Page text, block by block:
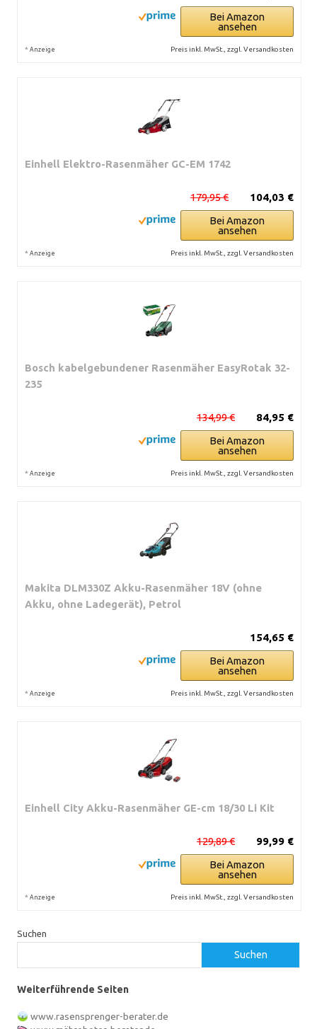
Bei Amazon
ansehen
* Anzeige Preis inkl. MwSt., zzgl. Versandkosten
Einhell Elektro-Rasenmäher GC-EM 1742
104,03 €
179,95 €
Bei Amazon
ansehen
* Anzeige Preis inkl. MwSt., zzgl. Versandkosten
Bosch kabelgebundener Rasenmäher EasyRotak 32-
235
84,95 €
134,99 €
Bei Amazon
ansehen
* Anzeige Preis inkl. MwSt., zzgl. Versandkosten
Makita DLM330Z Akku-Rasenmäher 18V (ohne
Akku, ohne Ladegerät), Petrol
154,65 €
Bei Amazon
ansehen
* Anzeige Preis inkl. MwSt., zzgl. Versandkosten
Einhell City Akku-Rasenmäher GE-cm 18/30 Li Kit
99,99 €
129,89 €
Bei Amazon
ansehen
* Anzeige Preis inkl. MwSt., zzgl. Versandkosten
Suchen
Suchen
Weiterführende Seiten
www.rasensprenger-berater.de